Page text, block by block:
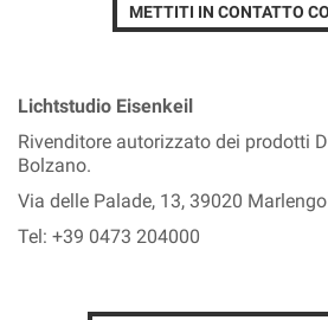
METTITI IN CONTATTO
Lichtstudio Eisenkeil
Rivenditore autorizzato dei prodotti
Bolzano.
Via delle Palade, 13, 39020
Tel: +39 0473 204000